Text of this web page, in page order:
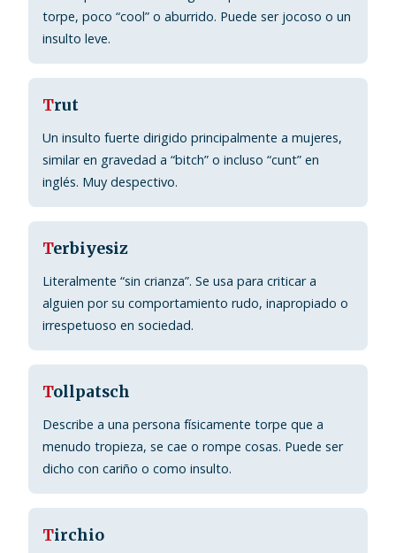
torpe, poco “cool” o aburrido. Puede ser jocoso o un
insulto leve.
Trut
Un insulto fuerte dirigido principalmente a mujeres,
similar en gravedad a “bitch” o incluso “cunt” en
inglés. Muy despectivo.
Terbiyesiz
Literalmente “sin crianza”. Se usa para criticar a
alguien por su comportamiento rudo, inapropiado o
irrespetuoso en sociedad.
Tollpatsch
Describe a una persona físicamente torpe que a
menudo tropieza, se cae o rompe cosas. Puede ser
dicho con cariño o como insulto.
Tirchio